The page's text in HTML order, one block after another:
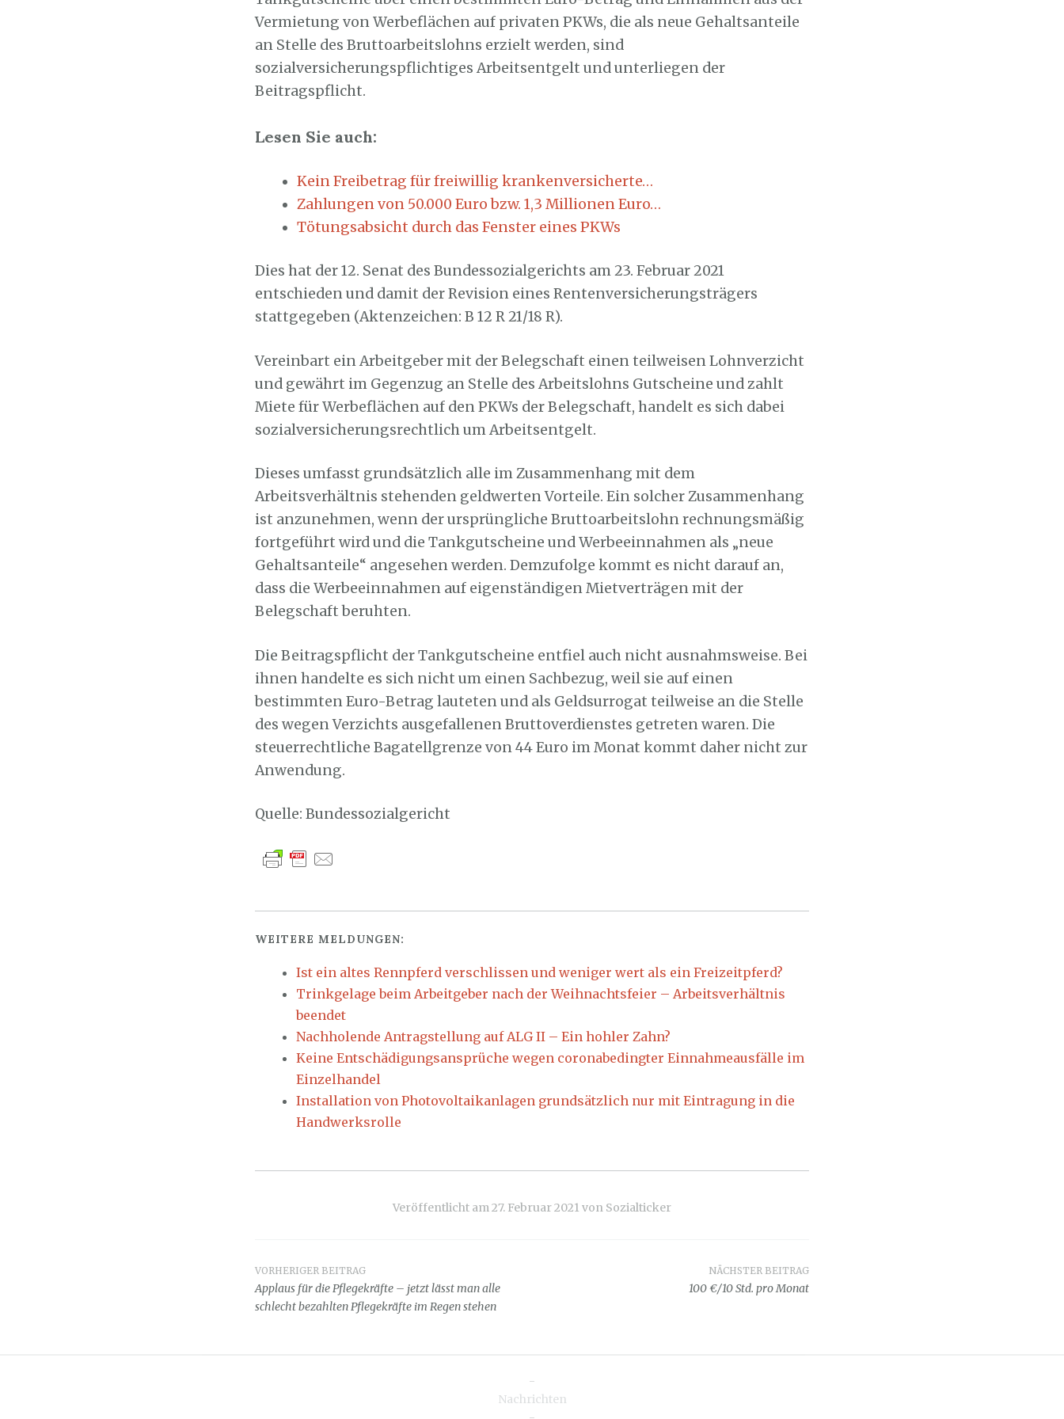
Vermietung von Werbeflächen auf privaten PKWs, die als neue Gehaltsanteile
an Stelle des Bruttoarbeitslohns erzielt werden, sind
sozialversicherungspflichtiges Arbeitsentgelt und unterliegen der
Beitragspflicht.
Lesen Sie auch:
Kein Freibetrag für freiwillig krankenversicherte…
Zahlungen von 50.000 Euro bzw. 1,3 Millionen Euro…
Tötungsabsicht durch das Fenster eines PKWs
Dies hat der 12. Senat des Bundessozialgerichts am 23. Februar 2021
entschieden und damit der Revision eines Rentenversicherungsträgers
stattgegeben (Aktenzeichen: B 12 R 21/18 R).
Vereinbart ein Arbeitgeber mit der Belegschaft einen teilweisen Lohnverzicht
und gewährt im Gegenzug an Stelle des Arbeitslohns Gutscheine und zahlt
Miete für Werbeflächen auf den PKWs der Belegschaft, handelt es sich dabei
sozialversicherungsrechtlich um Arbeitsentgelt.
Dieses umfasst grundsätzlich alle im Zusammenhang mit dem
Arbeitsverhältnis stehenden geldwerten Vorteile. Ein solcher Zusammenhang
ist anzunehmen, wenn der ursprüngliche Bruttoarbeitslohn rechnungsmäßig
fortgeführt wird und die Tankgutscheine und Werbeeinnahmen als „neue
Gehaltsanteile“ angesehen werden. Demzufolge kommt es nicht darauf an,
dass die Werbeeinnahmen auf eigenständigen Mietverträgen mit der
Belegschaft beruhten.
Die Beitragspflicht der Tankgutscheine entfiel auch nicht ausnahmsweise. Bei
ihnen handelte es sich nicht um einen Sachbezug, weil sie auf einen
bestimmten Euro-Betrag lauteten und als Geldsurrogat teilweise an die Stelle
des wegen Verzichts ausgefallenen Bruttoverdienstes getreten waren. Die
steuerrechtliche Bagatellgrenze von 44 Euro im Monat kommt daher nicht zur
Anwendung.
Quelle: Bundessozialgericht
WEITERE MELDUNGEN:
Ist ein altes Rennpferd verschlissen und weniger wert als ein Freizeitpferd?
Trinkgelage beim Arbeitgeber nach der Weihnachtsfeier – Arbeitsverhältnis
beendet
Nachholende Antragstellung auf ALG II – Ein hohler Zahn?
Keine Entschädigungsansprüche wegen coronabedingter Einnahmeausfälle im
Einzelhandel
Installation von Photovoltaikanlagen grundsätzlich nur mit Eintragung in die
Handwerksrolle
Veröffentlicht am27. Februar 2021 von Sozialticker
Beitragsnavigation
VORHERIGER BEITRAG
Applaus für die Pflegekräfte – jetzt lässt man alle
schlecht bezahlten Pflegekräfte im Regen stehen
NÄCHSTER BEITRAG
100 €/10 Std. pro Monat
-
Nachrichten